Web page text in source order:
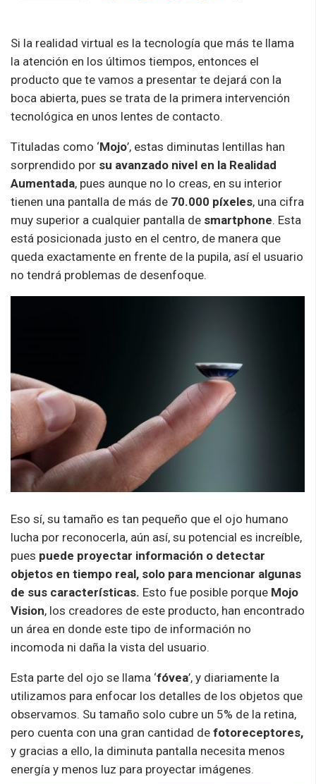
Si la realidad virtual es la tecnología que más te llama
la atención en los últimos tiempos, entonces el
producto que te vamos a presentar te dejará con la
boca abierta, pues se trata de la primera intervención
tecnológica en unos lentes de contacto.
Tituladas como ‘Mojo’, estas diminutas lentillas han
sorprendido por su avanzado nivel en la Realidad
Aumentada, pues aunque no lo creas, en su interior
tienen una pantalla de más de 70.000 píxeles, una cifra
muy superior a cualquier pantalla de smartphone. Esta
está posicionada justo en el centro, de manera que
queda exactamente en frente de la pupila, así el usuario
no tendrá problemas de desenfoque.
Eso sí, su tamaño es tan pequeño que el ojo humano
lucha por reconocerla, aún así, su potencial es increíble,
pues puede proyectar información o detectar
objetos en tiempo real, solo para mencionar algunas
de sus características. Esto fue posible porque Mojo
Vision, los creadores de este producto, han encontrado
un área en donde este tipo de información no
incomoda ni daña la vista del usuario.
Esta parte del ojo se llama ‘fóvea’, y diariamente la
utilizamos para enfocar los detalles de los objetos que
observamos. Su tamaño solo cubre un 5% de la retina,
pero cuenta con una gran cantidad de fotoreceptores,
y gracias a ello, la diminuta pantalla necesita menos
energía y menos luz para proyectar imágenes.